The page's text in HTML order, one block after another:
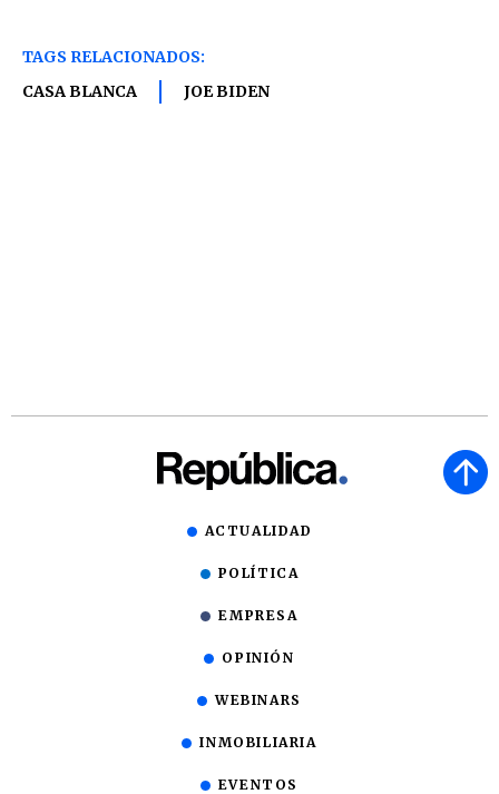
TAGS RELACIONADOS:
CASA BLANCA
JOE BIDEN
ACTUALIDAD
POLÍTICA
EMPRESA
OPINIÓN
WEBINARS
INMOBILIARIA
EVENTOS